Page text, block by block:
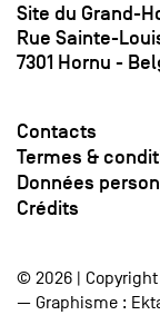
Site du Grand-
Rue Sainte-
7301 Hornu -
Contacts
Termes &
Données
Crédits
© 2026 | Copyright
— Graphisme :